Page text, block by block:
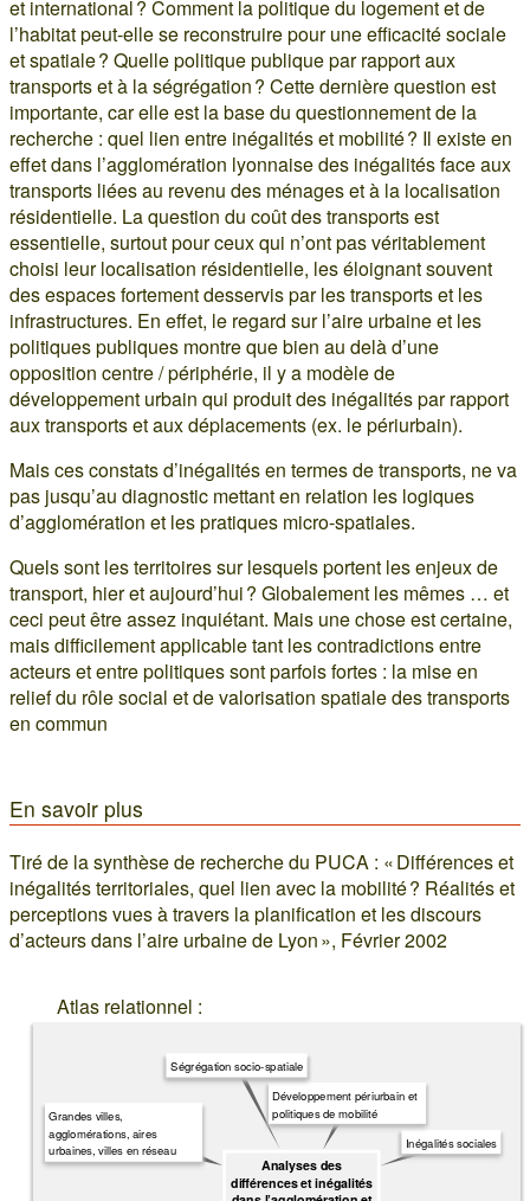
et international ? Comment la politique du logement et de
l’habitat peut-elle se reconstruire pour une efficacité sociale
et spatiale ? Quelle politique publique par rapport aux
transports et à la ségrégation ? Cette dernière question est
importante, car elle est la base du questionnement de la
recherche : quel lien entre inégalités et mobilité ? Il existe en
effet dans l’agglomération lyonnaise des inégalités face aux
transports liées au revenu des ménages et à la localisation
résidentielle. La question du coût des transports est
essentielle, surtout pour ceux qui n’ont pas véritablement
choisi leur localisation résidentielle, les éloignant souvent
des espaces fortement desservis par les transports et les
infrastructures. En effet, le regard sur l’aire urbaine et les
politiques publiques montre que bien au delà d’une
opposition centre / périphérie, il y a modèle de
développement urbain qui produit des inégalités par rapport
aux transports et aux déplacements (ex. le périurbain).
Mais ces constats d’inégalités en termes de transports, ne va
pas jusqu’au diagnostic mettant en relation les logiques
d’agglomération et les pratiques micro-spatiales.
Quels sont les territoires sur lesquels portent les enjeux de
transport, hier et aujourd’hui ? Globalement les mêmes … et
ceci peut être assez inquiétant. Mais une chose est certaine,
mais difficilement applicable tant les contradictions entre
acteurs et entre politiques sont parfois fortes : la mise en
relief du rôle social et de valorisation spatiale des transports
en commun
En savoir plus
Tiré de la synthèse de recherche du PUCA : « Différences et
inégalités territoriales, quel lien avec la mobilité ? Réalités et
perceptions vues à travers la planification et les discours
d’acteurs dans l’aire urbaine de Lyon », Février 2002
Atlas relationnel :
Analyses des
différences et inégalités
Inégalités sociales
Développement périurbain et
politiques de mobilité
Ségrégation socio-spatiale
Grandes villes,
agglomérations, aires
urbaines, villes en réseau